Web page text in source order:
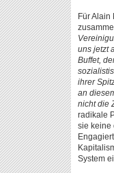
Für Alain
uns jetzt
Buffet,
ihrer
an
nicht die
radikale
sie keine
System